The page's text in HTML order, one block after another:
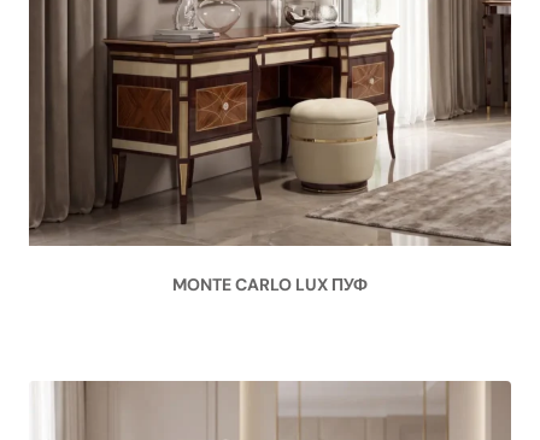
MONTE CARLO LUX ПУФ